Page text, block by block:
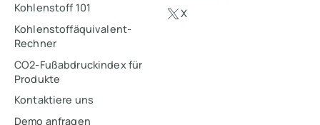
Kohlenstoff 101
Kohlenstoffäquivalent-
Rechner
CO2-Fußabdruckindex für
Produkte
Kontaktiere uns
Demo anfragen
X